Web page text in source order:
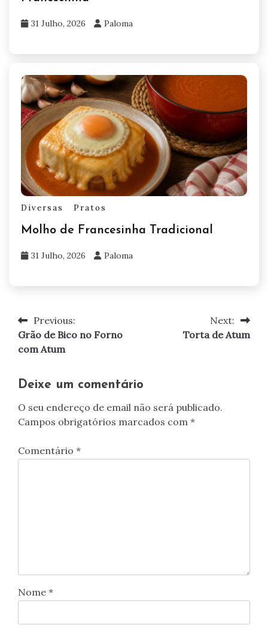
31 Julho, 2026 Paloma
Diversas Pratos
Molho de Francesinha Tradicional
31 Julho, 2026 Paloma
Navegação
de
Previous:
Grão de Bico no Forno
com Atum
Next:
Torta de Atum
Deixe um comentário
O seu endereço de email não será publicado.
Campos obrigatórios marcados com *
Comentário *
Nome *